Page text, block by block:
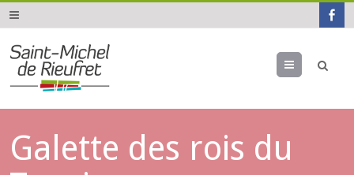
Menu
Galette des rois du